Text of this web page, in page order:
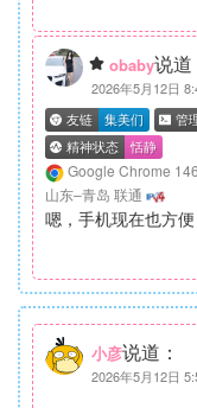
obaby说道
2026年5月12日
Google Chrome
山东–青岛 联通
嗯，手机现在也方便
小彦说道：
2026年5月12日